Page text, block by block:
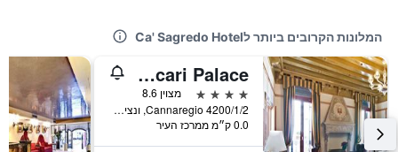
המלונות הקרובים ביותר לCa' Sagredo Hotel
Foscari Palace
4 כוכבים
מצוין 8.6
Cannaregio 4200/1/2, ונציה, ונטו, איטליה
0.0 ק״מ ממרכז העיר